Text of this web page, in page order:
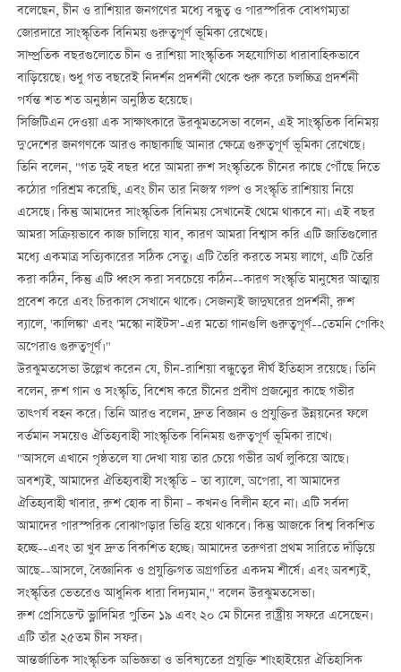
বলেছেন, চীন ও রাশিয়ার জনগণের মধ্যে বন্ধুত্ব ও পারস্পরিক বোধগম্যতা
জোরদারে সাংস্কৃতিক বিনিময় গুরুত্বপূর্ণ ভূমিকা রেখেছে।
সাম্প্রতিক বছরগুলোতে চীন ও রাশিয়া সাংস্কৃতিক সহযোগিতা ধারাবাহিকভাবে
বাড়িয়েছে। শুধু গত বছরেই নিদর্শন প্রদর্শনী থেকে শুরু করে চলচ্চিত্র প্রদর্শনী
পর্যন্ত শত শত অনুষ্ঠান অনুষ্ঠিত হয়েছে।
সিজিটিএন দেওয়া এক সাক্ষাত্কারে উরঝুমতসেভা বলেন, এই সাংস্কৃতিক বিনিময়
দু'দেশের জনগণকে আরও কাছাকাছি আনার ক্ষেত্রে গুরুত্বপূর্ণ ভূমিকা রেখেছে।
তিনি বলেন, "গত দুই বছর ধরে আমরা রুশ সংস্কৃতিকে চীনের কাছে পৌঁছে দিতে
কঠোর পরিশ্রম করেছি, এবং চীন তার নিজস্ব গল্প ও সংস্কৃতি রাশিয়ায় নিয়ে
এসেছে। কিন্তু আমাদের সাংস্কৃতিক বিনিময় সেখানেই থেমে থাকবে না। এই বছর
আমরা সক্রিয়ভাবে কাজ চালিয়ে যাব, কারণ আমরা বিশ্বাস করি এটি জাতিগুলোর
মধ্যে একমাত্র সত্যিকারের সঠিক সেতু। এটি তৈরি করতে সময় লাগে, এটি তৈরি
করা কঠিন, কিন্তু এটি ধ্বংস করা সবচেয়ে কঠিন--কারণ সংস্কৃতি মানুষের আত্মায়
প্রবেশ করে এবং চিরকাল সেখানে থাকে। সেজন্যই জাদুঘরের প্রদর্শনী, রুশ
ব্যালে, 'কালিঙ্কা' এবং 'মস্কো নাইটস'-এর মতো গানগুলি গুরুত্বপূর্ণ--তেমনি পেকিং
অপেরাও গুরুত্বপূর্ণ।"
উরঝুমতসেভা উল্লেখ করেন যে, চীন-রাশিয়া বন্ধুত্বের দীর্ঘ ইতিহাস রয়েছে। তিনি
বলেন, রুশ গান ও সংস্কৃতি, বিশেষ করে চীনের প্রবীণ প্রজন্মের কাছে গভীর
তাত্পর্য বহন করে। তিনি আরও বলেন, দ্রুত বিজ্ঞান ও প্রযুক্তির উন্নয়নের ফলে
বর্তমান সময়েও ঐতিহ্যবাহী সাংস্কৃতিক বিনিময় গুরুত্বপূর্ণ ভূমিকা রাখে।
"আসলে এখানে পৃষ্ঠতলে যা দেখা যায় তার চেয়ে গভীর অর্থ লুকিয়ে আছে।
অবশ্যই, আমাদের ঐতিহ্যবাহী সংস্কৃতি – তা ব্যালে, অপেরা, বা আমাদের
ঐতিহ্যবাহী খাবার, রুশ হোক বা চীনা – কখনও বিলীন হবে না। এটি সর্বদা
আমাদের পারস্পরিক বোঝাপড়ার ভিত্তি হয়ে থাকবে। কিন্তু আজকে বিশ্ব বিকশিত
হচ্ছে--এবং তা খুব দ্রুত বিকশিত হচ্ছে। আমাদের তরুণরা প্রথম সারিতে দাঁড়িয়ে
আছে--আসলে, বৈজ্ঞানিক ও প্রযুক্তিগত অগ্রগতির একদম শীর্ষে। এবং অবশ্যই,
সংস্কৃতির ভেতরেও আধুনিক ধারা বিদ্যমান," বলেন উরঝুমতসেভা।
রুশ প্রেসিডেন্ট ভ্লাদিমির পুতিন ১৯ এবং ২০ মে চীনের রাষ্ট্রীয় সফরে এসেছেন।
এটি তাঁর ২৫তম চীন সফর।
আন্তর্জাতিক সাংস্কৃতিক অভিজ্ঞতা ও ভবিষ্যতের প্রযুক্তি শাংহাইয়ের ঐতিহাসিক